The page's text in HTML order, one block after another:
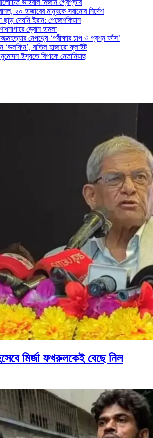
ভাইরাল মিজান গ্রেপ্তার
২০ হাজারের মানুষকে সরানোর নির্দেশ
ছাড় দেয়নি ইরান: পেজেশকিয়ান
ড্রোন হামলা
আত্মহত্যার নেপথ্যে ‘পরীক্ষার চাপ ও প্রশ্ন ফাঁস’
‘ডলফিন’, বাতিল হাজারো ফ্লাইট
ইস্যুতে বিপাকে নেতানিয়াহু
মির্জা ফখরুলকেই বেছে নিল